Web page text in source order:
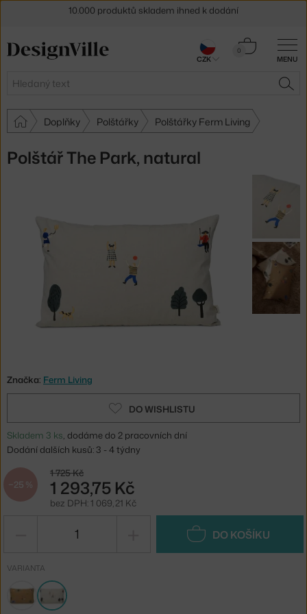
MENU
Hledat
0
Košík
Doplňky Polštářky Polštářky Ferm Living
Polštář The Park, natural
Značka: Ferm Living
DO WISHLISTU
Skladem 3 ks, dodáme do 2 pracovních dní
Dodání dalších kusů: 3 - 4 týdny
−25 %
1 725 Kč
1 293,75 Kč
bez DPH: 1 069,21 Kč
DO KOŠÍKU
VARIANTA
30 dní na vrácení zboží
CZK